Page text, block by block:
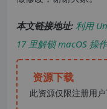
本文链接地址: 利用
17 里解锁 macOS 操
资源下载
此资源仅限注册用